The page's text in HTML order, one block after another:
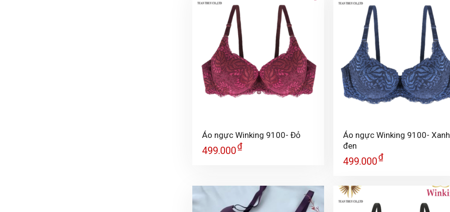
Áo ngực Winking 9100- Đỏ
499.000₫
Áo ngực Winking 9100- Xanh
đen
499.000₫